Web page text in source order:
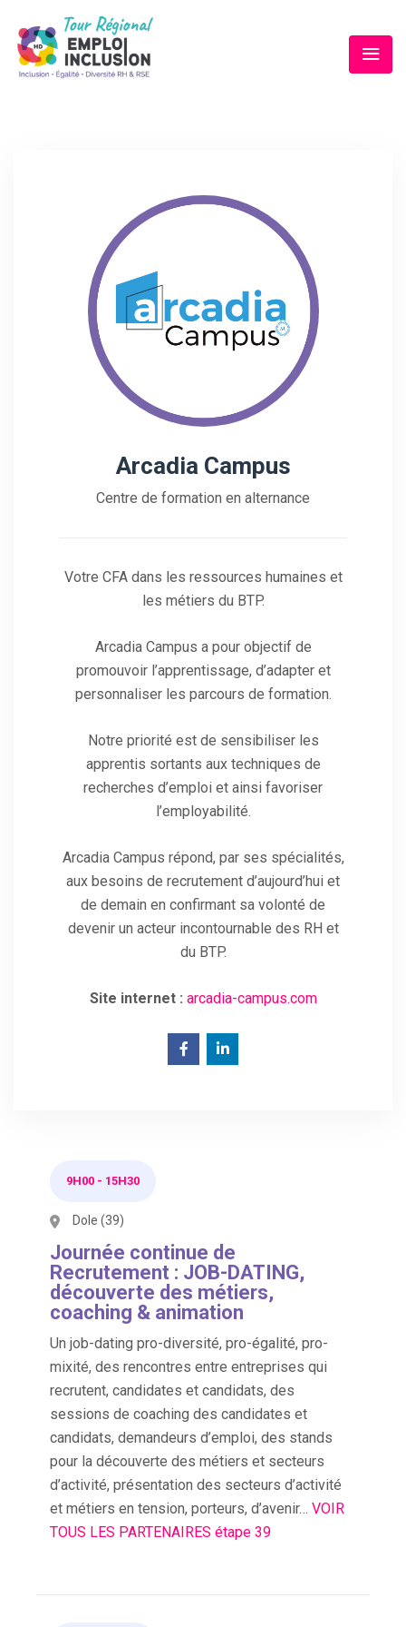
Arcadia Campus
Centre de formation en alternance
Votre CFA dans les ressources humaines et
les métiers du BTP.
Arcadia Campus a pour objectif de
promouvoir l’apprentissage, d’adapter et
personnaliser les parcours de formation.
Notre priorité est de sensibiliser les
apprentis sortants aux techniques de
recherches d’emploi et ainsi favoriser
l’employabilité.
Arcadia Campus répond, par ses spécialités,
aux besoins de recrutement d’aujourd’hui et
de demain en confirmant sa volonté de
devenir un acteur incontournable des RH et
du BTP.
Site internet : arcadia-campus.com
9H00 - 15H30
Dole (39)
Journée continue de
Recrutement : JOB-DATING,
découverte des métiers,
coaching & animation
Un job-dating pro-diversité, pro-égalité, pro-
mixité, des rencontres entre entreprises qui
recrutent, candidates et candidats, des
sessions de coaching des candidates et
candidats, demandeurs d’emploi, des stands
pour la découverte des métiers et secteurs
d’activité, présentation des secteurs d’activité
et métiers en tension, porteurs, d’avenir… VOIR
TOUS LES PARTENAIRES étape 39